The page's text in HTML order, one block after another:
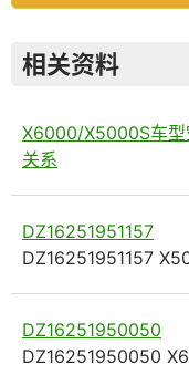
相关资料
X6000/X5000S车型
关系
DZ16251951157
DZ16251951157
DZ16251950050
DZ16251950050